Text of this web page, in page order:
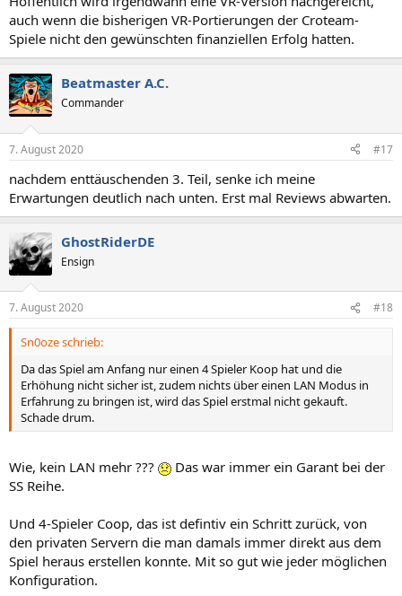
:
auch wenn die bisherigen VR-Portierungen der Croteam-
Spiele nicht den gewünschten finanziellen Erfolg hatten.
Beatmaster A.C.
Commander
7. August 2020 #17
nachdem enttäuschenden 3. Teil, senke ich meine
Erwartungen deutlich nach unten. Erst mal Reviews abwarten.
GhostRiderDE
Ensign
7. August 2020 #18
Sn0oze schrieb:
Da das Spiel am Anfang nur einen 4 Spieler Koop hat und die
Erhöhung nicht sicher ist, zudem nichts über einen LAN Modus in
Erfahrung zu bringen ist, wird das Spiel erstmal nicht gekauft.
Schade drum.
Wie, kein LAN mehr ???
Das war immer ein Garant bei der
SS Reihe.
Und 4-Spieler Coop, das ist defintiv ein Schritt zurück, von
den privaten Servern die man damals immer direkt aus dem
Spiel heraus erstellen konnte. Mit so gut wie jeder möglichen
Konfiguration.